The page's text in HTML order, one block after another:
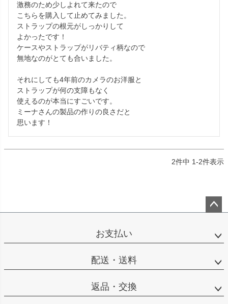
激務のため少しよれて来たので
こちらを購入して止めてみました。
ストラップの根元がしっかりして
よかったです！
ケースやストラップがリバティ柄なので
無地なのがとても合いました。
それにしても4年前のカメラのお洋服と
ストラップが何の支障もなく
使えるのが本当にすごいです。
ミーナさんの製品の作りの良さだと
思います！
2件中 1-2件表示
ップ
お支払い
配送・送料
返品・交換